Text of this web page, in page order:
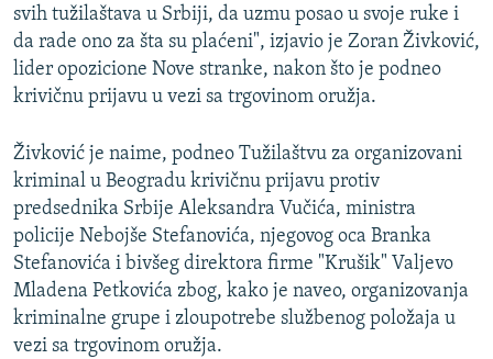
NASTANAK I RASPAD JUGOSLAVIJE
svih tužilaštava u Srbiji, da uzmu posao u svoje ruke i
da rade ono za šta su plaćeni", izjavio je Zoran Živković,
lider opozicione Nove stranke, nakon što je podneo
krivičnu prijavu u vezi sa trgovinom oružja.
Živković je naime, podneo Tužilaštvu za organizovani
kriminal u Beogradu krivičnu prijavu protiv
predsednika Srbije Aleksandra Vučića, ministra
policije Nebojše Stefanovića, njegovog oca Branka
Stefanovića i bivšeg direktora firme "Krušik" Valjevo
Mladena Petkovića zbog, kako je naveo, organizovanja
kriminalne grupe i zloupotrebe službenog položaja u
vezi sa trgovinom oružja.